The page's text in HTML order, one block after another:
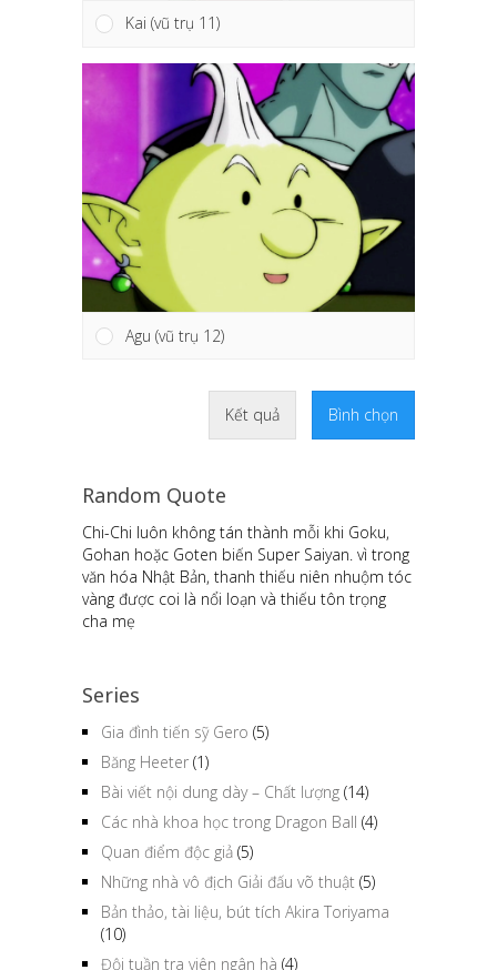
Kai (vũ trụ 11)
Agu (vũ trụ 12)
Kết quả Bình chọn
Random Quote
Chi-Chi luôn không tán thành mỗi khi Goku,
Gohan hoặc Goten biến Super Saiyan. vì trong
văn hóa Nhật Bản, thanh thiếu niên nhuộm tóc
vàng được coi là nổi loạn và thiếu tôn trọng
cha mẹ
Series
Gia đình tiến sỹ Gero (5)
Băng Heeter (1)
Bài viết nội dung dày – Chất lượng (14)
Các nhà khoa học trong Dragon Ball (4)
Quan điểm độc giả (5)
Những nhà vô địch Giải đấu võ thuật (5)
Bản thảo, tài liệu, bút tích Akira Toriyama
(10)
Đội tuần tra viên ngân hà (4)